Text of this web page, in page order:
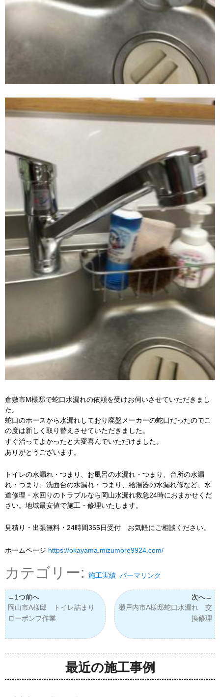
倉敷市M様邸で蛇口水漏れの依頼を受けお伺いさせていただきまし
た。
蛇口のホースから水漏れしており廃盤メーカーの蛇口だったのでこ
の度は新しく取り替えさせていただきました。
すぐ治ってよかったと大変喜んでいただけました。
ありがとうございます。
トイレの水漏れ・つまり、お風呂の水漏れ・つまり、台所の水漏
れ・つまり、洗面台の水漏れ・つまり、給湯器の水漏れ修など、水
道修理・水回りのトラブルなら岡山水漏れ救急24時におまかせくだ
さい。地域最安値で施工・修理いたします。
見積り・出張無料・24時間365日受付 お気軽にご相談ください。
ホームページ https://okayama.mizumore9924.com/
カテゴリー: 施工実績 パーマリンク
岡山市A様邸 トイレ詰まり
ローポンプ作業
瀬戸内市A様邸蛇口水漏れ 交
換修理
最近の施工事例